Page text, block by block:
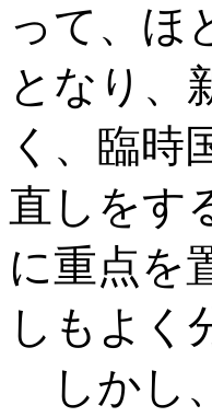
って、ほ
となり、
く、臨時
直しをす
に重点を
しもよく
しかし